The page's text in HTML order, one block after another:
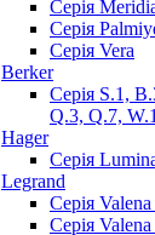
Серія
Серія
Серія Vera
Berker
Серія S.1,
Q.3, Q.7,
Hager
Серія
Legrand
Серія
Серія